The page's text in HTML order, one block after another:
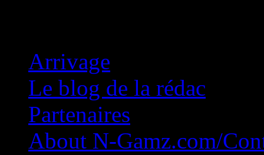
Arrivage
Le blog de la rédac
Partenaires
About N-Gamz.com/